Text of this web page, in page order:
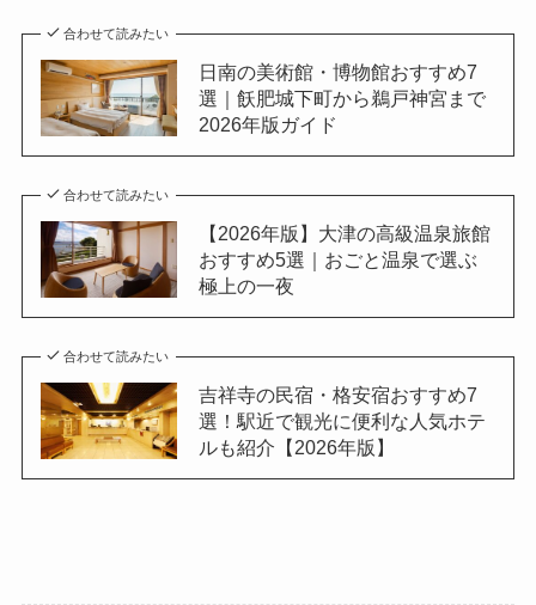
合わせて読みたい
日南の美術館・博物館おすすめ7
選｜飫肥城下町から鵜戸神宮まで
2026年版ガイド
合わせて読みたい
【2026年版】大津の高級温泉旅館
おすすめ5選｜おごと温泉で選ぶ
極上の一夜
合わせて読みたい
吉祥寺の民宿・格安宿おすすめ7
選！駅近で観光に便利な人気ホテ
ルも紹介【2026年版】